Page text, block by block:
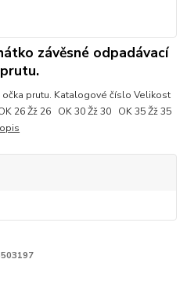
závěsné odpadávací
prutu. Katalogové číslo Velikost
26 Žž 26 OK 30 Žž 30 OK 35 Žž 35